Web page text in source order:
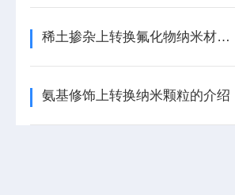
稀土掺杂上转换氟化物纳米材料的生物应用
氨基修饰上转换纳米颗粒的介绍